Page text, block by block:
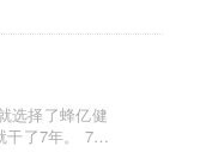
选择了蜂亿健
7年。 7年